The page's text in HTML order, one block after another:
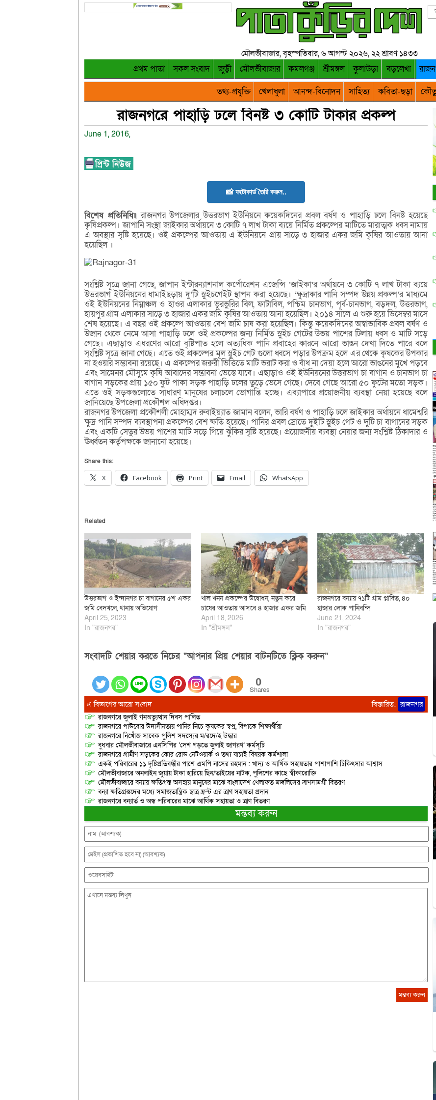
মৌলভীবাজার, বৃহস্পতিবার, ৬ আগস্ট ২০২৬, ২২ শ্রাবণ ১৪৩৩
প্রথম পাতা সকল সংবাদ জুড়ী মৌলভীবাজার কমলগঞ্জ শ্রীমঙ্গল কুলাউড়া বড়লেখা
তথ্য-প্রযুক্তি
খেলাধুলা আনন্দ-বিনোদন সাহিত্য কবিতা-ছড়া
রাজনগরে পাহাড়ি ঢলে বিনষ্ট ৩ কোটি টাকার প্রকল্প
June 1, 2016,
📸 ফটোকার্ড তৈরি করুন..
বিশেষ প্রতিনিধি॥ রাজনগর উপজেলার উত্তরভাগ ইউনিয়নে কয়েকদিনের প্রবল বর্ষণ ও পাহাড়ি ঢলে বিনষ্ট হয়েছে
কৃষিপ্রকল্প। জাপানি সংস্থা জাইকার অর্থায়নে ৩ কোটি ৭ লাখ টাকা ব্যয়ে নির্মিত প্রকল্পের মাটিতে মারাত্মক ধ্বস নামায়
এ অবস্থার সৃষ্টি হয়েছে। ওই প্রকল্পের আওতায় এ ইউনিয়নে প্রায় সাড়ে ৩ হাজার একর জমি কৃষির আওতায় আনা
হয়েছিল ।
সংশ্লিষ্ট সূত্রে জানা গেছে, জাপান ইন্টারন্যাশনাল কর্পোরেশন এজেন্সি ‘জাইকা’র অর্থায়নে ৩ কোটি ৭ লাখ টাকা ব্যয়ে
উত্তরভাগ ইউনিয়নের ধামাইছড়ায় দু’টি স্লুইচগেইট স্থাপন করা হয়েছে। ‘ক্ষুদ্রাকার পানি সম্পদ উন্নয় প্রকল্প’র মাধ্যমে
ওই ইউনিয়নের নিম্নাঞ্চল ও হাওর এলাকার ভুরভুরির বিল, ফাটাবিল, পশ্চিম চানভাগ, পূর্ব-চানভাগ, বড়দল, উত্তরভাগ,
হায়পুর গ্রাম এলাকার সাড়ে ৩ হাজার একর জমি কৃষির আওতায় আনা হয়েছিল। ২০১৪ সালে এ শুরু হয়ে ডিসেম্বর মাসে
শেষ হয়েছে। এ বছর ওই প্রকল্পে আওতায় বেশ জমি চাষ করা হয়েছিল। কিন্তু কয়েকদিনের অস্বাভাবিক প্রবল বর্ষণ ও
উজান থেকে নেমে আসা পাহাড়ি ঢলে ওই প্রকল্পের জন্য নির্মিত স্লুইচ গেটের উভয় পাশের টিলায় ধ্বস ও মাটি সড়ে
গেছে। এছাড়াও এধরণের আরো বৃষ্টিপাত হলে অত্যধিক পানি প্রবাহের কারনে আরো ভাঙন দেখা দিতে পারে বলে
স্ংশ্লিষ্ট সূত্রে জানা গেছে। এতে ওই প্রকল্পের মূল স্লুইচ গেট গুলো ধ্বসে পড়ার উপক্রম হলে এর থেকে কৃষকের উপকার
না হওয়ার সম্ভাবনা রয়েছে। এ প্রকল্পের জরুরী ভিত্তিতে মাটি ভরাট করা ও বাঁধ না দেয়া হলে আরো ভাঙনের মুখে পড়বে
এবং সামেনর মৌসুমে কৃষি আবাদের সম্ভাবনা ভেস্তে যাবে। এছাড়াও ওই ইউনিয়নের উত্তরভাগ চা বাগান ও চানভাগ চা
বাগান সড়কের প্রায় ১৫০ ফুট পাকা সড়ক পাহাড়ি ঢলের তুড়ে ভেসে গেছে। দেবে গেছে আরো ৫০ ফুটের মতো সড়ক।
এতে ওই সড়কগুলোতে সাধারণ মানুষের চলাচলে ভোগান্তি হচ্ছে। এব্যাপারে প্রয়োজনীয় ব্যবস্থা নেয়া হয়েছে বলে
জানিয়েছে উপজেলা প্রকৌশল অধিদপ্তর।
রাজনগর উপজেলা প্রকৌশলী মোহাম্মদ রুবাইয়্যাত জামান বলেন, ভারি বর্ষণ ও পাহাড়ি ঢলে জাইকার অর্থায়নে ধামেশ্বরি
ক্ষুদ্র পানি সম্পদ ব্যবস্থাপনা প্রকল্পের বেশ ক্ষতি হয়েছে। পানির প্রবল স্রোতে দুইটি স্লুইচ গেট ও দুটি চা বাগানের সড়ক
এবং একটি সেতুর উভয় পাশের মাটি সড়ে গিয়ে ঝুঁকির সৃষ্টি হয়েছে। প্রয়োজনীয় ব্যবস্থা নেয়ার জন্য সংশ্লিষ্ট ঠিকাদার ও
ঊর্ধ্বতন কর্তৃপক্ষকে জানানো হয়েছে।
Share this:
X Facebook Print Email WhatsApp
Related
উত্তরভাগ ও ইন্দানগর চা বাগানের ৫শ একর
জমি বেদখলে, থানায় অভিযোগ
April 25, 2023
In "রাজনগর"
খাল খনন প্রকল্পের উদ্বোধন, নতুন করে
চাষের আওতায় আসবে ৪ হাজার একর জমি
April 18, 2026
In "শ্রীমঙ্গল"
রাজনগরে বন্যায় ৭১টি গ্রাম প্লাবিত, ৪০
হাজার লোক পানিবন্দি
June 21, 2024
In "রাজনগর"
সংবাদটি শেয়ার করতে নিচের “আপনার প্রিয় শেয়ার বাটনটিতে ক্লিক করুন”
0
Shares
এ বিভাগের আরো সংবাদ বিস্তারিত: রাজনগর
রাজনগরে জুলাই গনঅভ্যুত্থান দিবস পালিত
রাজনগরে পাউবোর উদাসীনতায় পানির নিচে কৃষকের স্বপ্ন, বিপাকে শিক্ষার্থীরা
রাজনগরে নিখোঁজ সাবেক পুলিশ সদস্যের ম/রদে/হ উদ্ধার
বুধবার মৌলভীবাজারে এনসিপির ‘দেশ গড়তে জুলাই জাগরণ’ কর্মসূচি
রাজনগরে গ্রামীণ সড়কের কোর রোড নেটওয়ার্ক ও তথ্য যাচাই বিষয়ক কর্মশালা
একই পরিবারের ১১ দৃষ্টিপ্রতিবন্ধীর পাশে এমপি নাসের রহমান : খাদ্য ও আর্থিক সহায়তার পাশাপাশি চিকিৎসার আশ্বাস
মৌলভীবাজারে অনলাইন জুয়ায় টাকা হারিয়ে ছিন/তাইয়ের নাটক, পুলিশের কাছে স্বীকারোক্তি
মৌলভীবাজারে বন্যায় ক্ষতিগ্রস্ত অসহায় মানুষের মাঝে বাংলাদেশ খেলাফত মজলিসের ত্রাণসামগ্রী বিতরণ
বন্যা ক্ষতিগ্রস্তদের মধ্যে সমাজতান্ত্রিক ছাত্র ফ্রন্ট এর ত্রাণ সহায়তা প্রদান
রাজনগরে বন্যার্ত ও অন্ধ পরিবারের মাঝে আর্থিক সহায়তা ও ত্রাণ বিতরণ
মন্তব্য করুন